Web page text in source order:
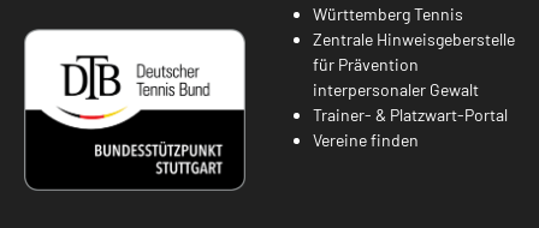
Württemberg Tennis
Zentrale Hinweisgeberstelle
für Prävention
interpersonaler Gewalt
Trainer- & Platzwart-Portal
Vereine finden